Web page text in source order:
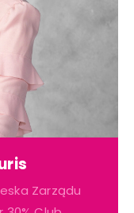
Zarządu